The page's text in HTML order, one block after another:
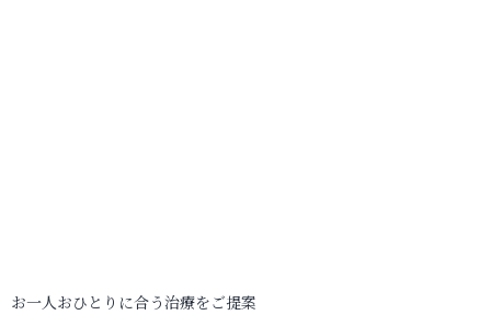
お一人おひとりに合う治療をご提案